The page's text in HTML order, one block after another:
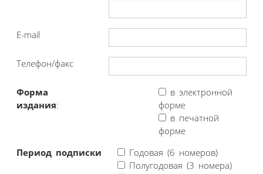
E-mail
Телефон/факс
Форма
издания:
в электронной
форме
в печатной
форме
Период подписки
Годовая (6 номеров)
Полугодовая (3 номера)